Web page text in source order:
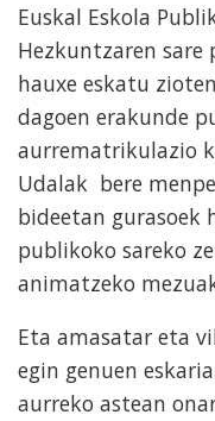
Euskal Eskola
Hezkuntzaren
hauxe eskatu
dagoen erakunde
aurrematrikulazio
Udalak bere
bideetan gurasoek
publikoko sareko
animatzeko
Eta amasatar eta
egin genuen
aurreko astean